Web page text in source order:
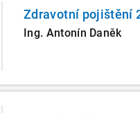
Zdravotní pojištění
Ing. Antonín Daněk